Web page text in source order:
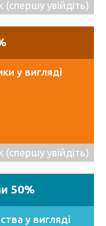
увійдіть)
у вигляді
увійдіть)
50%
у вигляді